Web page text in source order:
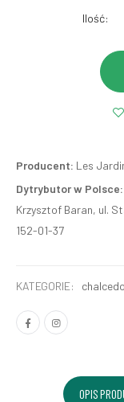
Ilość:
Producent: Les
Dytrybutor w Polsce:
Krzysztof Baran, ul.
152-01-37
KATEGORIE:
OPIS